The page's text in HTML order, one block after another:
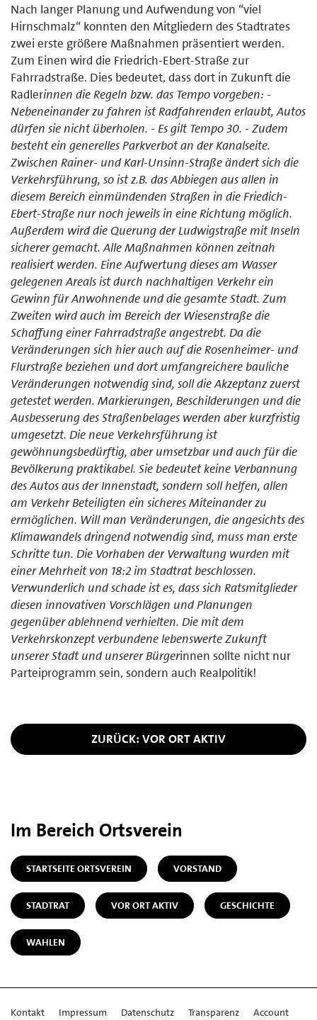
Nach langer Planung und Aufwendung von “viel
Hirnschmalz“ konnten den Mitgliedern des Stadtrates
zwei erste größere Maßnahmen präsentiert werden.
Zum Einen wird die Friedrich-Ebert-Straße zur
Fahrradstraße. Dies bedeutet, dass dort in Zukunft die
Radlerinnen die Regeln bzw. das Tempo vorgeben: -
Nebeneinander zu fahren ist Radfahrenden erlaubt, Autos
dürfen sie nicht überholen. - Es gilt Tempo 30. - Zudem
besteht ein generelles Parkverbot an der Kanalseite.
Zwischen Rainer- und Karl-Unsinn-Straße ändert sich die
Verkehrsführung, so ist z.B. das Abbiegen aus allen in
diesem Bereich einmündenden Straßen in die Friedich-
Ebert-Straße nur noch jeweils in eine Richtung möglich.
Außerdem wird die Querung der Ludwigstraße mit Inseln
sicherer gemacht. Alle Maßnahmen können zeitnah
realisiert werden. Eine Aufwertung dieses am Wasser
gelegenen Areals ist durch nachhaltigen Verkehr ein
Gewinn für Anwohnende und die gesamte Stadt. Zum
Zweiten wird auch im Bereich der Wiesenstraße die
Schaffung einer Fahrradstraße angestrebt. Da die
Veränderungen sich hier auch auf die Rosenheimer- und
Flurstraße beziehen und dort umfangreichere bauliche
Veränderungen notwendig sind, soll die Akzeptanz zuerst
getestet werden. Markierungen, Beschilderungen und die
Ausbesserung des Straßenbelages werden aber kurzfristig
umgesetzt. Die neue Verkehrsführung ist
gewöhnungsbedürftig, aber umsetzbar und auch für die
Bevölkerung praktikabel. Sie bedeutet keine Verbannung
des Autos aus der Innenstadt, sondern soll helfen, allen
am Verkehr Beteiligten ein sicheres Miteinander zu
ermöglichen. Will man Veränderungen, die angesichts des
Klimawandels dringend notwendig sind, muss man erste
Schritte tun. Die Vorhaben der Verwaltung wurden mit
einer Mehrheit von 18:2 im Stadtrat beschlossen.
Verwunderlich und schade ist es, dass sich Ratsmitglieder
diesen innovativen Vorschlägen und Planungen
gegenüber ablehnend verhielten. Die mit dem
Verkehrskonzept verbundene lebenswerte Zukunft
unserer Stadt und unserer Bürgerinnen sollte nicht nur
Parteiprogramm sein, sondern auch Realpolitik!
ZURÜCK: VOR ORT AKTIV
Im Bereich Ortsverein
STARTSEITE ORTSVEREIN VORSTAND
STADTRAT VOR ORT AKTIV GESCHICHTE
WAHLEN
Kontakt Impressum Datenschutz Transparenz Account